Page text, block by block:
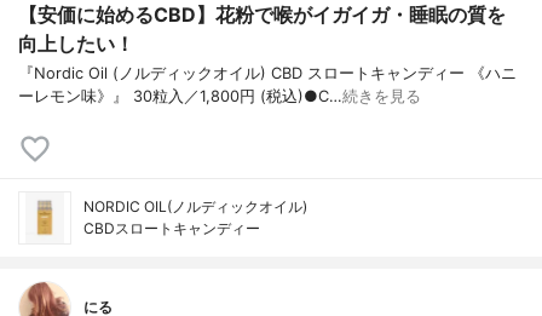
【安価に始めるCBD】花粉で喉がイガイガ・睡眠の質を
向上したい！
『Nordic Oil (ノルディックオイル) CBD スロートキャンディー 《ハニ
ーレモン味》』 30粒入／1,800円 (税込)●C…続きを見る
NORDIC OIL(ノルディックオイル)
CBDスロートキャンディー
にる